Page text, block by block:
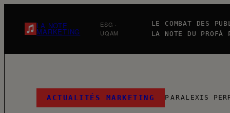
contenu
LA NOTE
MARKETING
ESG ·
UQAM
LE COMBAT DES
LA NOTE DU PROFÀ
ACTUALITÉS MARKETING PARALEXIS